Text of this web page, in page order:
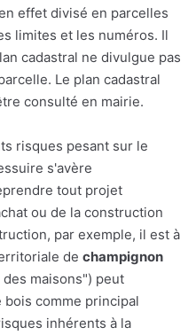
effet divisé en parcelles
limites et les numéros. Il
cadastral ne divulgue pas
Le plan cadastral
consulté en mairie.
risques pesant sur le
s'avère
tout projet
ou de la construction
par exemple, il est à
de champignon
maisons") peut
comme principal
inhérents à la